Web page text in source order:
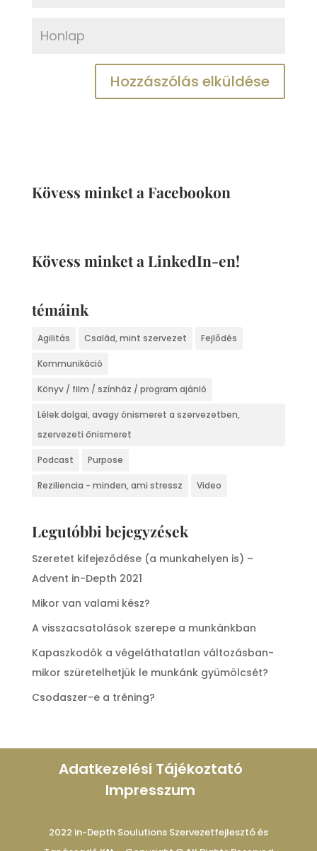
Kövess minket a Facebookon
Kövess minket a LinkedIn-en!
témáink
Agilitás Család, mint szervezet Fejlődés
Kommunikáció
Könyv / film / színház / program ajánló
Lélek dolgai, avagy önismeret a szervezetben,
szervezeti önismeret
Podcast Purpose
Reziliencia - minden, ami stressz Video
Legutóbbi bejegyzések
Szeretet kifejeződése (a munkahelyen is) –
Advent in-Depth 2021
Mikor van valami kész?
A visszacsatolások szerepe a munkánkban
Kapaszkodók a végeláthatatlan változásban-
mikor szüretelhetjük le munkánk gyümölcsét?
Csodaszer-e a tréning?
Adatkezelési Tájékoztató
Impresszum
2022 in-Depth Soulutions Szervezetfejlesztő és